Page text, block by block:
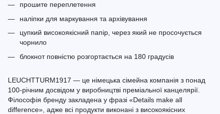
прошите переплетення
наліпки для маркування та архівування
цупкий високоякісний папір, через який не просочується
чорнило
блокнот повністю розгортається на 180 градусів
LEUCHTTURM1917 — це німецька сімейна компанія з понад
100-річним досвідом у виробництві преміальної канцелярії.
Філософія бренду закладена у фразі «Details make all
difference», адже всі продукти виконані з високоякісних